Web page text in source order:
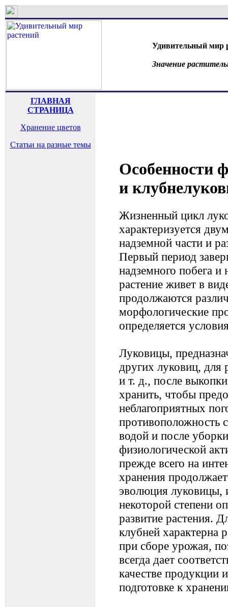
Удивительный мир
Значение
ГЛАВНАЯ
СТРАНИЦА
Хранение цветов
Статьи на разные темы
Особенности
и
Жизненный цикл
характеризуется
надземной части и
Первый период
надземного побега и
растение живет в
продолжаются
морфологические
определяется
Луковицы,
других луковиц, для
и т. д., после
хранить, чтобы
неблагоприятных
противоположность
водой и после
физиологической
прежде всего на
хранения
эволюция луковицы,
некоторой степени
развитие растения.
клубней характерна
при сборе урожая,
всегда дает
качестве продукции
подготовке к